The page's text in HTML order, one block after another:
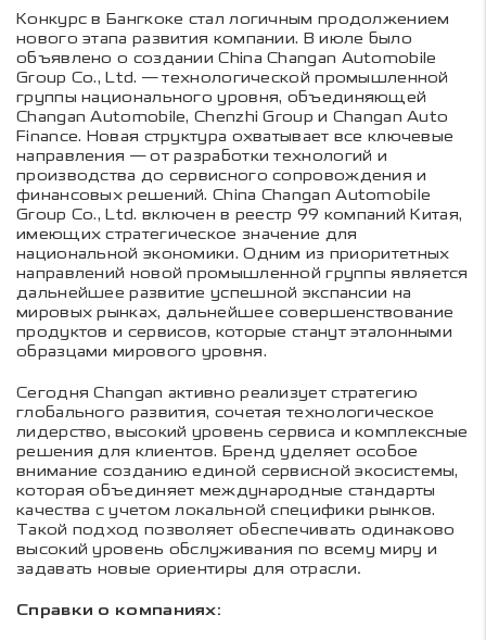
Конкурс в Бангкоке стал логичным продолжением
нового этапа развития компании. В июле было
объявлено о создании China Changan Automobile
Group Co., Ltd. — технологической промышленной
группы национального уровня, объединяющей
Changan Automobile, Chenzhi Group и Changan Auto
Finance. Новая структура охватывает все ключевые
направления — от разработки технологий и
производства до сервисного сопровождения и
финансовых решений. China Changan Automobile
Group Co., Ltd. включен в реестр 99 компаний Китая,
имеющих стратегическое значение для
национальной экономики. Одним из приоритетных
направлений новой промышленной группы является
дальнейшее развитие успешной экспансии на
мировых рынках, дальнейшее совершенствование
продуктов и сервисов, которые станут эталонными
образцами мирового уровня.
Сегодня Changan активно реализует стратегию
глобального развития, сочетая технологическое
лидерство, высокий уровень сервиса и комплексные
решения для клиентов. Бренд уделяет особое
внимание созданию единой сервисной экосистемы,
которая объединяет международные стандарты
качества с учетом локальной специфики рынков.
Такой подход позволяет обеспечивать одинаково
высокий уровень обслуживания по всему миру и
задавать новые ориентиры для отрасли.
Справки о компаниях: